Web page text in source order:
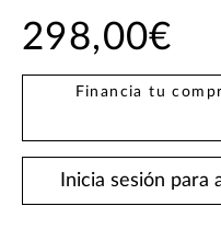
298,00€
Financia tu
Inicia sesión para